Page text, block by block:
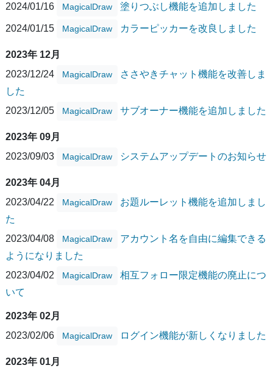
2024/01/16
MagicalDraw 塗りつぶし機能を追加しました
2024/01/15 MagicalDraw カラーピッカーを改良しました
2023年 12月
2023/12/24
MagicalDraw
ささやきチャット機能を改善しま
した
2023/12/05
MagicalDraw サブオーナー機能を追加しました
2023年 09月
2023/09/03
MagicalDraw システムアップデートのお知らせ
2023年 04月
2023/04/22
MagicalDraw
お題ルーレット機能を追加しまし
た
2023/04/08
MagicalDraw
アカウント名を自由に編集できる
ようになりました
2023/04/02
MagicalDraw
相互フォロー限定機能の廃止につ
いて
2023年 02月
2023/02/06
MagicalDraw ログイン機能が新しくなりました
2023年 01月